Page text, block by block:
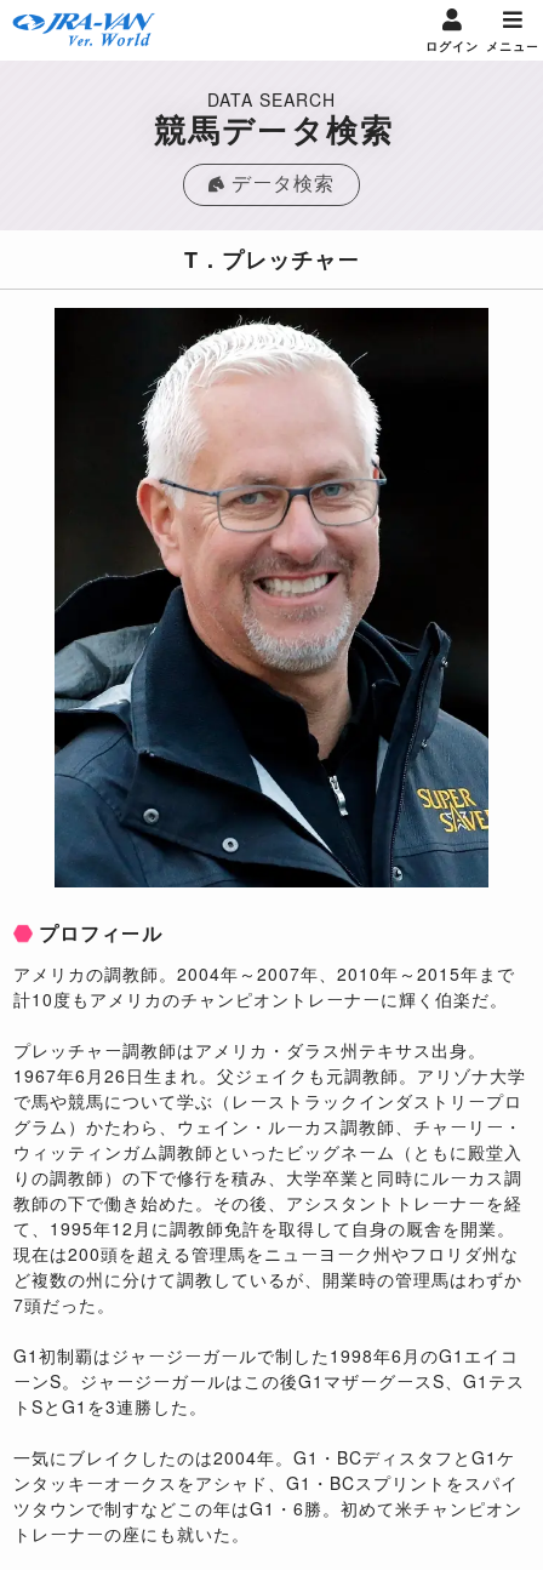
ログイン メニュー
DATA SEARCH
競馬データ検索
データ検索
T．プレッチャー
プロフィール
アメリカの調教師。2004年～2007年、2010年～2015年まで
計10度もアメリカのチャンピオントレーナーに輝く伯楽だ。
プレッチャー調教師はアメリカ・ダラス州テキサス出身。
1967年6月26日生まれ。父ジェイクも元調教師。アリゾナ大学
で馬や競馬について学ぶ（レーストラックインダストリープロ
グラム）かたわら、ウェイン・ルーカス調教師、チャーリー・
ウィッティンガム調教師といったビッグネーム（ともに殿堂入
りの調教師）の下で修行を積み、大学卒業と同時にルーカス調
教師の下で働き始めた。その後、アシスタントトレーナーを経
て、1995年12月に調教師免許を取得して自身の厩舎を開業。
現在は200頭を超える管理馬をニューヨーク州やフロリダ州な
ど複数の州に分けて調教しているが、開業時の管理馬はわずか
7頭だった。
G1初制覇はジャージーガールで制した1998年6月のG1エイコ
ーンS。ジャージーガールはこの後G1マザーグースS、G1テス
トSとG1を3連勝した。
一気にブレイクしたのは2004年。G1・BCディスタフとG1ケ
ンタッキーオークスをアシャド、G1・BCスプリントをスパイ
ツタウンで制すなどこの年はG1・6勝。初めて米チャンピオン
トレーナーの座にも就いた。